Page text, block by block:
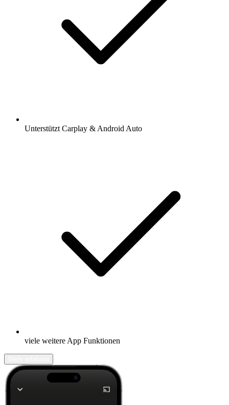
Unterstützt Carplay & Android Auto
viele weitere App Funktionen